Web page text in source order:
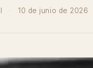
· 10 de junio de 2026